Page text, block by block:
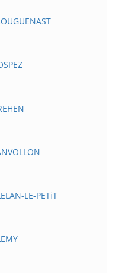
LE-PETiT